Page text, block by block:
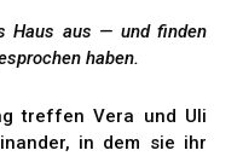
Haus aus — und finden
haben.
treffen Vera und Uli
in dem sie ihr